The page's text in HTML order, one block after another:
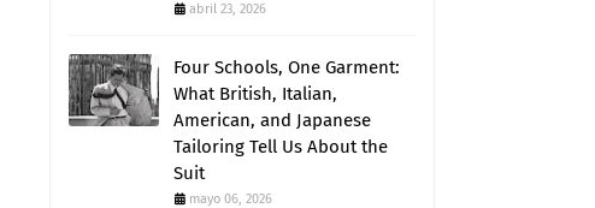
abril 23, 2026
Four Schools, One Garment:
What British, Italian,
American, and Japanese
Tailoring Tell Us About the
Suit
mayo 06, 2026